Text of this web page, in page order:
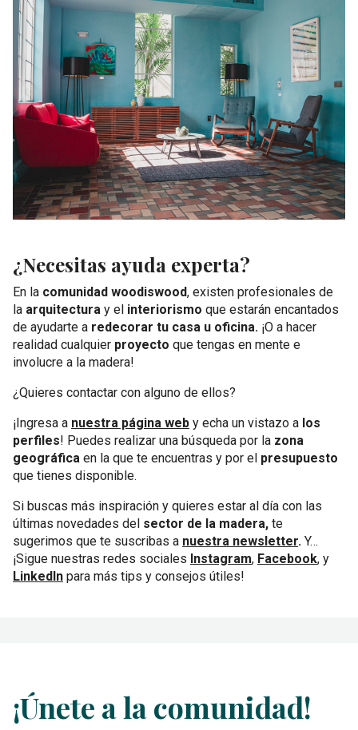
¿Necesitas ayuda experta?
En la comunidad woodiswood, existen profesionales de
la arquitectura y el interiorismo que estarán encantados
de ayudarte a redecorar tu casa u oficina. ¡O a hacer
realidad cualquier proyecto que tengas en mente e
involucre a la madera!
¿Quieres contactar con alguno de ellos?
¡Ingresa a nuestra página web y echa un vistazo a los
perfiles! Puedes realizar una búsqueda por la zona
geográfica en la que te encuentras y por el presupuesto
que tienes disponible.
Si buscas más inspiración y quieres estar al día con las
últimas novedades del sector de la madera, te
sugerimos que te suscribas a nuestra newsletter. Y…
¡Sigue nuestras redes sociales Instagram, Facebook, y
LinkedIn para más tips y consejos útiles!
¡Únete a la comunidad!